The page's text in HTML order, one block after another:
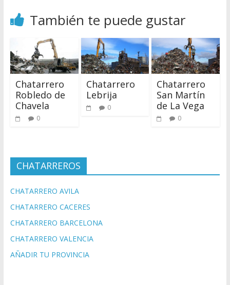
También te puede gustar
Chatarrero
Robledo de
Chavela
0
Chatarrero
Lebrija
0
Chatarrero
San Martín
de La Vega
0
CHATARREROS
CHATARRERO AVILA
CHATARRERO CACERES
CHATARRERO BARCELONA
CHATARRERO VALENCIA
AÑADIR TU PROVINCIA